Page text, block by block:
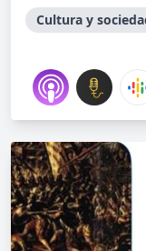
Cultura y